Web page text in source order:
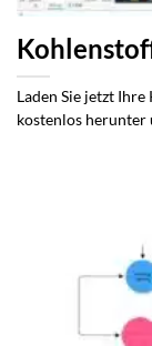
Laden Sie jetzt
kostenlos herunter